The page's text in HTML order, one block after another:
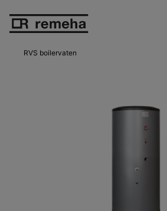
besparen met een hybride
warmtepomp.
RVS boilervaten